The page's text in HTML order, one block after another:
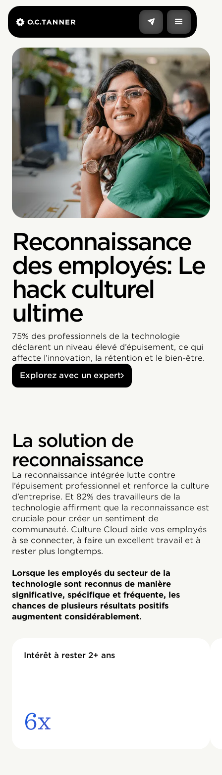
Reconnaissance
des employés: Le
hack culturel
ultime
75% des professionnels de la technologie
déclarent un niveau élevé d’épuisement, ce qui
affecte l’innovation, la rétention et le bien-être.
Explorez avec un expert
La solution de
reconnaissance
La reconnaissance intégrée lutte contre
l’épuisement professionnel et renforce la culture
d’entreprise. Et 82% des travailleurs de la
technologie affirment que la reconnaissance est
cruciale pour créer un sentiment de
communauté. Culture Cloud aide vos employés
à se connecter, à faire un excellent travail et à
rester plus longtemps.
Lorsque les employés du secteur de la
technologie sont reconnus de manière
significative, spécifique et fréquente, les
chances de plusieurs résultats positifs
augmentent considérablement.
Intérêt à rester 2+ ans
6x